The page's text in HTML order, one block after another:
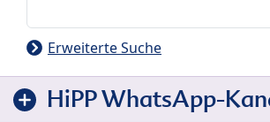
Erweiterte Suche
HiPP WhatsApp-